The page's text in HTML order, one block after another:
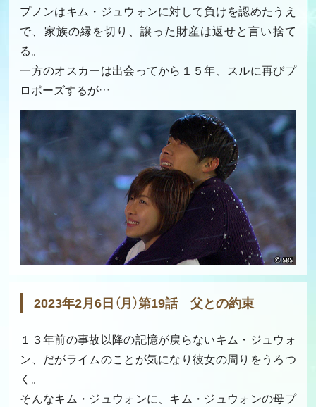
プノンはキム・ジュウォンに対して負けを認めたうえ
で、家族の縁を切り、譲った財産は返せと言い捨て
る。
一方のオスカーは出会ってから１５年、スルに再びプ
ロポーズするが…
2023年2月6日（月）第19話 父との約束
１３年前の事故以降の記憶が戻らないキム・ジュウォ
ン、だがライムのことが気になり彼女の周りをうろつ
く。
そんなキム・ジュウォンに、キム・ジュウォンの母プ